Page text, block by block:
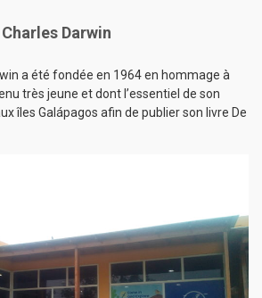
Darwin
a été fondée en 1964 en hommage à
très jeune et dont l’essentiel de son
îles Galápagos afin de publier son livre De